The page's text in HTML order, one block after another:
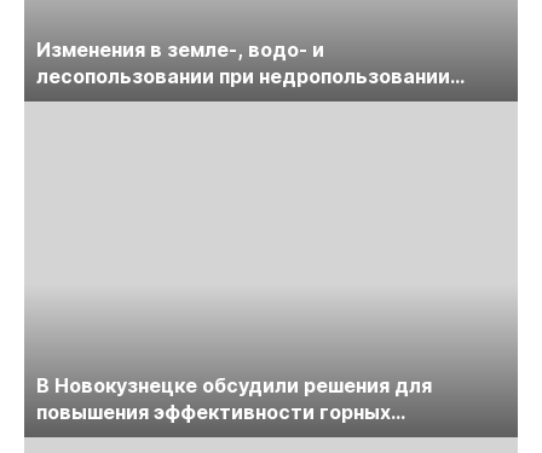
Изменения в земле-, водо- и
лесопользовании при недропользовании
обсудят на семинаре «ПравоТЭК»
В Новокузнецке обсудили решения для
повышения эффективности горных
предприятий